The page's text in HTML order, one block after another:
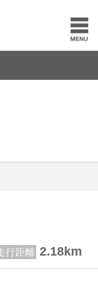
行距離 2.18km